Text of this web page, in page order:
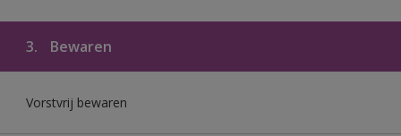
3. Bewaren
Vorstvrij bewaren